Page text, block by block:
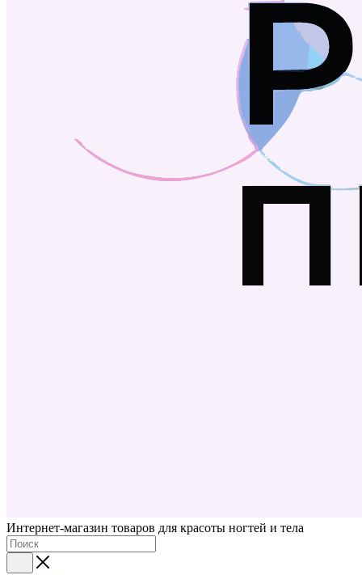
Интернет-магазин товаров для красоты ногтей и тела